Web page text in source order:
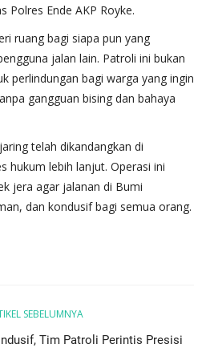
Polres Ende AKP Royke.
ruang bagi siapa pun yang
jalan lain. Patroli ini bukan
perlindungan bagi warga yang ingin
gangguan bising dan bahaya
telah dikandangkan di
hukum lebih lanjut. Operasi ini
jera agar jalanan di Bumi
dan kondusif bagi semua orang.
SEBELUMNYA
Tim Patroli Perintis Presisi